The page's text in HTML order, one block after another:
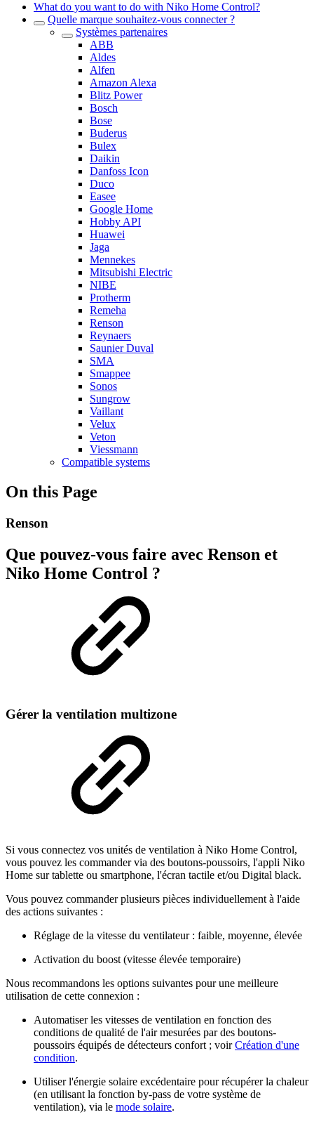
What do you want to do with Niko Home Control?
Quelle marque souhaitez-vous connecter ?
Systèmes partenaires
ABB
Aldes
Alfen
Amazon Alexa
Blitz Power
Bosch
Bose
Buderus
Bulex
Daikin
Danfoss Icon
Duco
Easee
Google Home
Hobby API
Huawei
Jaga
Mennekes
Mitsubishi Electric
NIBE
Protherm
Remeha
Renson
Reynaers
Saunier Duval
SMA
Smappee
Sonos
Sungrow
Vaillant
Velux
Veton
Viessmann
Compatible systems
On this Page
Renson
Que pouvez-vous faire avec Renson et
Niko Home Control ?
Gérer la ventilation multizone
Si vous connectez vos unités de ventilation à Niko Home Control,
vous pouvez les commander via des boutons-poussoirs, l'appli Niko
Home sur tablette ou smartphone, l'écran tactile et/ou Digital black.
Vous pouvez commander plusieurs pièces individuellement à l'aide
des actions suivantes :
Réglage de la vitesse du ventilateur : faible, moyenne, élevée
Activation du boost (vitesse élevée temporaire)
Nous recommandons les options suivantes pour une meilleure
utilisation de cette connexion :
Automatiser les vitesses de ventilation en fonction des
conditions de qualité de l'air mesurées par des boutons-
poussoirs équipés de détecteurs confort ; voirCréation d'une
condition.
Utiliser l'énergie solaire excédentaire pour récupérer la chaleur
(en utilisant la fonction by-pass de votre système de
ventilation), via le mode solaire.